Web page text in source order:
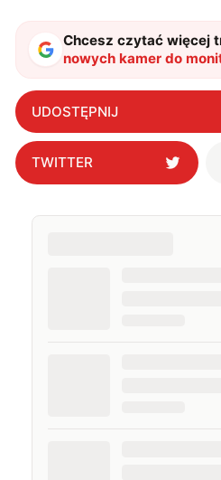
Chcesz czytać więcej
nowych kamer do
zadba o
przedsiębiorstwa"?
UDOSTĘPNIJ
TWITTER